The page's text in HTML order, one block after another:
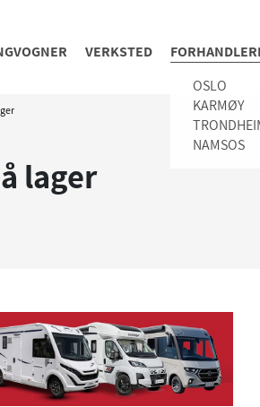
VERKSTED
OSLO
KARMØY
NAMSOS
lager